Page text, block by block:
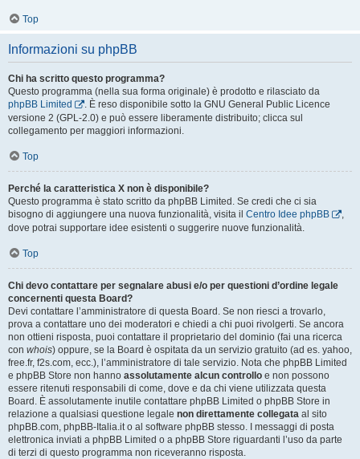
Top
Informazioni su phpBB
Chi ha scritto questo programma?
Questo programma (nella sua forma originale) è prodotto e rilasciato da
phpBB Limited
. È reso disponibile sotto la GNU General Public Licence
versione 2 (GPL-2.0) e può essere liberamente distribuito; clicca sul
collegamento per maggiori informazioni.
Top
Perché la caratteristica X non è disponibile?
Questo programma è stato scritto da phpBB Limited. Se credi che ci sia
bisogno di aggiungere una nuova funzionalità, visita il Centro Idee phpBB
,
dove potrai supportare idee esistenti o suggerire nuove funzionalità.
Top
Chi devo contattare per segnalare abusi e/o per questioni d’ordine legale
concernenti questa Board?
Devi contattare l’amministratore di questa Board. Se non riesci a trovarlo,
prova a contattare uno dei moderatori e chiedi a chi puoi rivolgerti. Se ancora
non ottieni risposta, puoi contattare il proprietario del dominio (fai una ricerca
con whois) oppure, se la Board è ospitata da un servizio gratuito (ad es. yahoo,
free.fr, f2s.com, ecc.), l’amministratore di tale servizio. Nota che phpBB Limited
e phpBB Store non hanno assolutamente alcun controllo e non possono
essere ritenuti responsabili di come, dove e da chi viene utilizzata questa
Board. È assolutamente inutile contattare phpBB Limited o phpBB Store in
relazione a qualsiasi questione legale non direttamente collegata al sito
phpBB.com, phpBB-Italia.it o al software phpBB stesso. I messaggi di posta
elettronica inviati a phpBB Limited o a phpBB Store riguardanti l’uso da parte
di terzi di questo programma non riceveranno risposta.